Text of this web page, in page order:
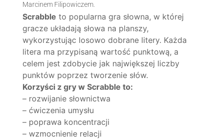
Marcinem Filipowiczem.
Scrabble to popularna gra słowna, w której
gracze układają słowa na planszy,
wykorzystując losowo dobrane litery. Każda
litera ma przypisaną wartość punktową, a
celem jest zdobycie jak największej liczby
punktów poprzez tworzenie słów.
Korzyści z gry w Scrabble to:
– rozwijanie słownictwa
– ćwiczenia umysłu
– poprawa koncentracji
– wzmocnienie relacji